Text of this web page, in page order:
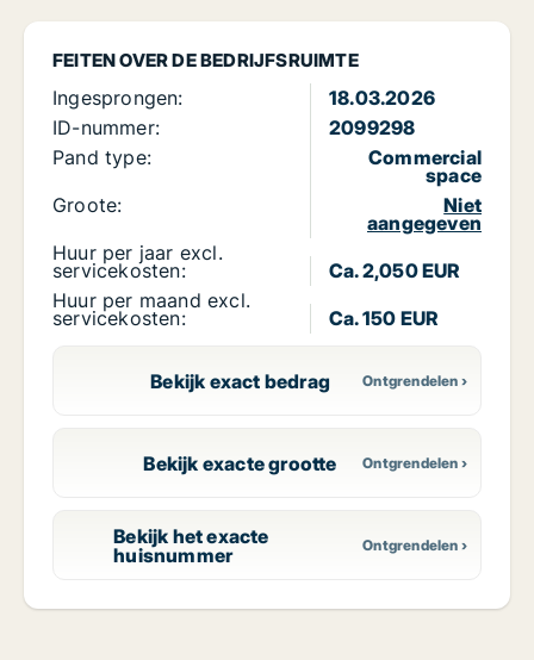
FEITEN OVER DE BEDRIJFSRUIMTE
Ingesprongen:
18.03.2026
ID-nummer:
2099298
Pand type:
Commercial
space
Groote:
Niet
aangegeven
Huur per jaar excl.
servicekosten:
Ca. 2,050 EUR
Huur per maand excl.
servicekosten: Ca. 150 EUR
Bekijk exact bedrag
Bekijk exacte grootte
Bekijk het exacte
huisnummer